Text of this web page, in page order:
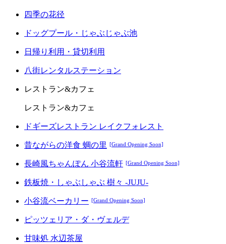
四季の花径
ドッグプール・じゃぶじゃぶ池
日帰り利用・貸切利用
八街レンタルステーション
レストラン&カフェ
レストラン&カフェ
ドギーズレストラン レイクフォレスト
昔ながらの洋食 蜩の里 [Grand Opening Soon]
長崎風ちゃんぽん 小谷流軒 [Grand Opening Soon]
鉄板焼・しゃぶしゃぶ 樹々 -JUJU-
小谷流ベーカリー [Grand Opening Soon]
ピッツェリア・ダ・ヴェルデ
甘味処 水辺茶屋